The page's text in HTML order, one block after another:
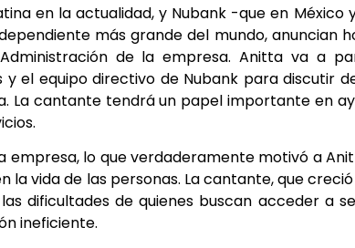
en la actualidad, y Nubank -que en México
más grande del mundo, anuncian
de la empresa. Anitta va a
el equipo directivo de Nubank para discutir
La cantante tendrá un papel importante en
empresa, lo que verdaderamente motivó a
la vida de las personas. La cantante, que
dificultades de quienes buscan acceder a
ineficiente.